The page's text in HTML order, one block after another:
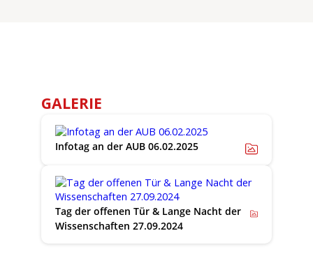
GALERIE
Infotag an der AUB 06.02.2025
Tag der offenen Tür & Lange Nacht der
Wissenschaften 27.09.2024